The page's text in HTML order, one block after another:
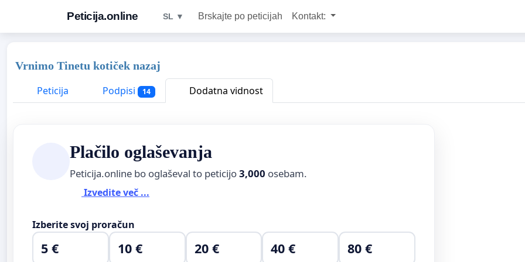
Peticija.online SL ▼ Brskajte po peticijah Kontakt:
Vrnimo Tinetu kotiček nazaj
Peticija
Podpisi 14 Dodatna vidnost
Plačilo oglaševanja
Peticija.online bo oglaševal to peticijo3,000 osebam.
Izvedite več ...
Izberite svoj proračun
5 € 10 € 20 € 40 € 80 €